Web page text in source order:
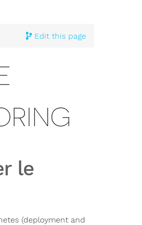
Edit this page
le
(deployment and